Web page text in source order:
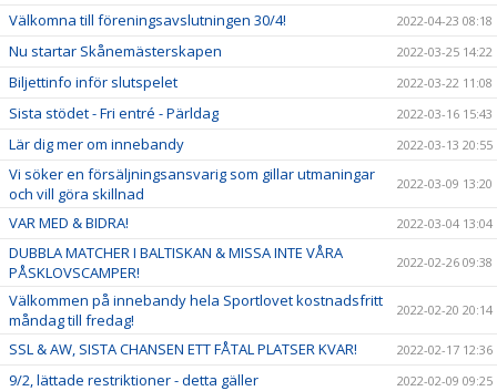
Välkomna till föreningsavslutningen 30/4! 2022-04-23 08:18
Nu startar Skånemästerskapen 2022-03-25 14:22
Biljettinfo inför slutspelet 2022-03-22 11:08
Sista stödet - Fri entré - Pärldag 2022-03-16 15:43
Lär dig mer om innebandy 2022-03-13 20:55
Vi söker en försäljningsansvarig som gillar utmaningar
och vill göra skillnad
2022-03-09 13:20
VAR MED & BIDRA! 2022-03-04 13:04
DUBBLA MATCHER I BALTISKAN & MISSA INTE VÅRA
PÅSKLOVSCAMPER!
2022-02-26 09:38
Välkommen på innebandy hela Sportlovet kostnadsfritt
måndag till fredag!
2022-02-20 20:14
SSL & AW, SISTA CHANSEN ETT FÅTAL PLATSER KVAR! 2022-02-17 12:36
9/2, lättade restriktioner - detta gäller 2022-02-09 09:25